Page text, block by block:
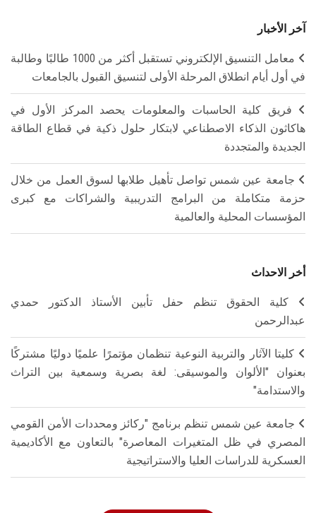
آخر الأخبار
معامل التنسيق الإلكتروني تستقبل أكثر من 1000 طالبًا وطالبة
في أول أيام انطلاق المرحلة الأولى لتنسيق القبول بالجامعات
فريق كلية الحاسبات والمعلومات يحصد المركز الأول في
هاكاثون الذكاء الاصطناعي لابتكار حلول ذكية في قطاع الطاقة
الجديدة والمتجددة
جامعة عين شمس تواصل تأهيل طلابها لسوق العمل من خلال
حزمة متكاملة من البرامج التدريبية والشراكات مع كبرى
المؤسسات المحلية والعالمية
أخر الاحداث
كلية الحقوق تنظم حفل تأبين الأستاذ الدكتور حمدي
عبدالرحمن
كليتا الآثار والتربية النوعية تنظمان مؤتمرًا علميًا دوليًا مشتركًا
بعنوان "الألوان والموسيقى: لغة بصرية وسمعية بين التراث
والاستدامة"
جامعة عين شمس تنظم برنامج "ركائز ومحددات الأمن القومي
المصري في ظل المتغيرات المعاصرة" بالتعاون مع الأكاديمية
العسكرية للدراسات العليا والاستراتيجية